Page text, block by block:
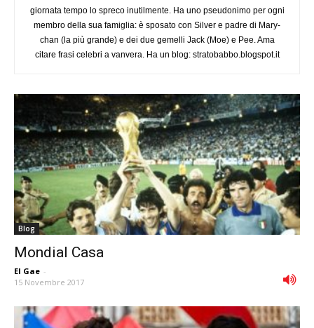
giornata tempo lo spreco inutilmente. Ha uno pseudonimo per ogni
membro della sua famiglia: è sposato con Silver e padre di Mary-
chan (la più grande) e dei due gemelli Jack (Moe) e Pee. Ama
citare frasi celebri a vanvera. Ha un blog: stratobabbo.blogspot.it
Blog
Mondial Casa
El Gae -
15 Novembre 2017